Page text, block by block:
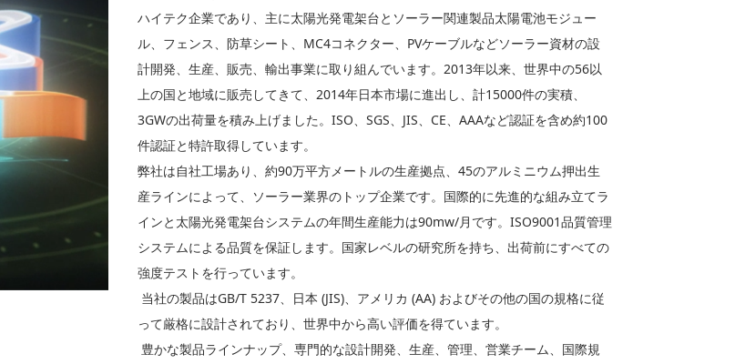
ハイテク企業であり、主に太陽光発電架台とソーラー関連製品太陽電池モジュー
ル、フェンス、防草シート、MC4コネクター、PVケーブルなどソーラー資材の設
計開発、生産、販売、輸出事業に取り組んでいます。2013年以来、世界中の56以
上の国と地域に販売してきて、2014年日本市場に進出し、計15000件の実積、
3GWの出荷量を積み上げました。ISO、SGS、JIS、CE、AAAなど認証を含め約100
件認証と特許取得しています。
弊社は自社工場あり、約90万平方メートルの生産拠点、45のアルミニウム押出生
産ラインによって、ソーラー業界のトップ企業です。国際的に先進的な組み立てラ
インと太陽光発電架台システムの年間生産能力は90mw/月です。ISO9001品質管理
システムによる品質を保証します。国家レベルの研究所を持ち、出荷前にすべての
強度テストを行っています。
当社の製品はGB/T 5237、日本 (JIS)、アメリカ (AA) およびその他の国の規格に従
って厳格に設計されており、世界中から高い評価を得ています。
豊かな製品ラインナップ、専門的な設計開発、生産、管理、営業チーム、国際規